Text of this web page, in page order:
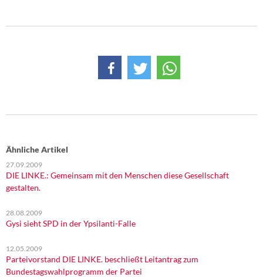
Ähnliche Artikel
27.09.2009
DIE LINKE.: Gemeinsam mit den Menschen diese Gesellschaft
gestalten.
28.08.2009
Gysi sieht SPD in der Ypsilanti-Falle
12.05.2009
Parteivorstand DIE LINKE. beschließt Leitantrag zum
Bundestagswahlprogramm der Partei